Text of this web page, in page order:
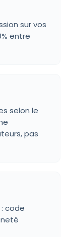
sur vos
entre
selon le
pas
code